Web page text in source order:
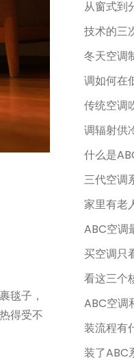
毯子，
得受不
从窗式到
技术的三
冬天空调
调如何在
传统空调
调辐射供
什么是
三代空调
家里有老
ABC空调
买空调只
看这三个
ABC空调
装流程有
装了ABC